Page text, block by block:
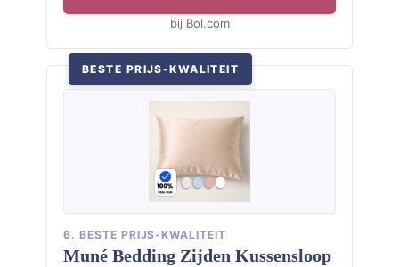
bij Bol.com
BESTE PRIJS-KWALITEIT
6. BESTE PRIJS-KWALITEIT
Muné Bedding Zijden Kussensloop